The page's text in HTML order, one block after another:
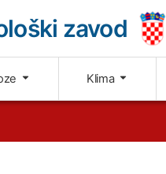
zavod
Klima